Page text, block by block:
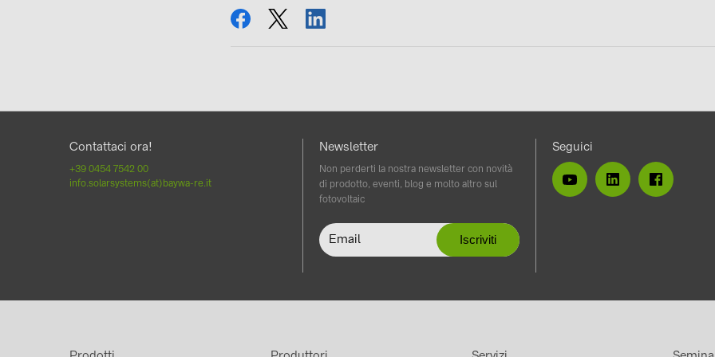
condividi
tweetcondividi
Contattaci ora!
+39 0454 7542 00
info.solarsystems(at)baywa-re.it
Newsletter
Non perderti la nostra newsletter con novità
di prodotto, eventi, blog e molto altro sul
fotovoltaic
Seguici